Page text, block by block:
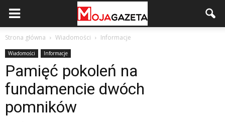
Strona główna Wiadomości Informacje
Wiadomości Informacje
Pamięć pokoleń na
fundamencie dwóch
pomników